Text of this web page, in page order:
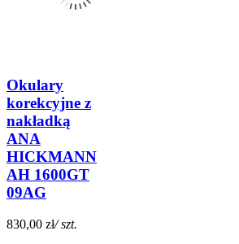
Okulary
korekcyjne z
nakładką
ANA
HICKMANN
AH 1600GT
09AG
830,00 zł/ szt.